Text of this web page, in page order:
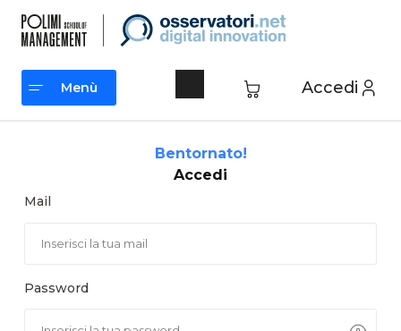
contenuto
Accedi
Menù
Bentornato!
Accedi
Mail
Password